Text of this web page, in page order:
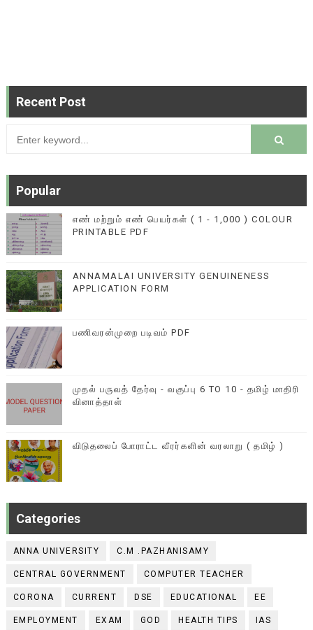
Recent Post
Popular
எண் மற்றும் எண் பெயர்கள் ( 1 - 1,000 ) COLOUR
PRINTABLE PDF
ANNAMALAI UNIVERSITY GENUINENESS
APPLICATION FORM
பணிவரன்முறை படிவம் PDF
முதல் பருவத் தேர்வு - வகுப்பு 6 TO 10 - தமிழ் மாதிரி
வினாத்தாள்
விடுதலைப் போராட்ட வீரர்களின் வரலாறு ( தமிழ் )
Categories
ANNA UNIVERSITY C.M .PAZHANISAMY
CENTRAL GOVERNMENT COMPUTER TEACHER
CORONA CURRENT DSE EDUCATIONAL EE
EMPLOYMENT EXAM GOD HEALTH TIPS IAS